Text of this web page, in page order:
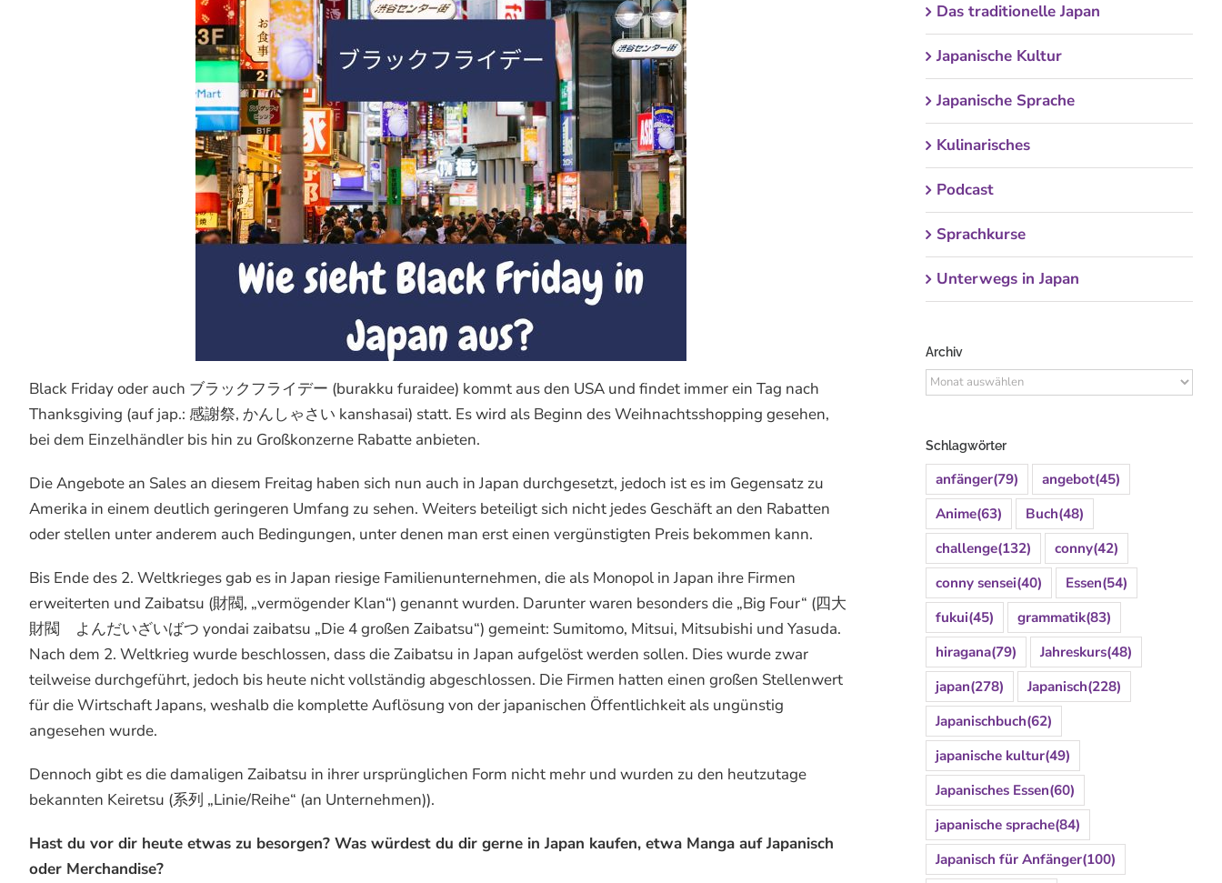
Black Friday oder auch ブラックフライデー (burakku furaidee) kommt aus den USA und findet immer ein Tag nach
Thanksgiving (auf jap.: 感謝祭, かんしゃさい kanshasai) statt. Es wird als Beginn des Weihnachtsshopping gesehen,
bei dem Einzelhändler bis hin zu Großkonzerne Rabatte anbieten.
Die Angebote an Sales an diesem Freitag haben sich nun auch in Japan durchgesetzt, jedoch ist es im Gegensatz zu
Amerika in einem deutlich geringeren Umfang zu sehen. Weiters beteiligt sich nicht jedes Geschäft an den Rabatten
oder stellen unter anderem auch Bedingungen, unter denen man erst einen vergünstigten Preis bekommen kann.
Bis Ende des 2. Weltkrieges gab es in Japan riesige Familienunternehmen, die als Monopol in Japan ihre Firmen
erweiterten und Zaibatsu (財閥, „vermögender Klan“) genannt wurden. Darunter waren besonders die „Big Four“ (四大
財閥 よんだいざいばつ yondai zaibatsu „Die 4 großen Zaibatsu“) gemeint: Sumitomo, Mitsui, Mitsubishi und Yasuda.
Nach dem 2. Weltkrieg wurde beschlossen, dass die Zaibatsu in Japan aufgelöst werden sollen. Dies wurde zwar
teilweise durchgeführt, jedoch bis heute nicht vollständig abgeschlossen. Die Firmen hatten einen großen Stellenwert
für die Wirtschaft Japans, weshalb die komplette Auflösung von der japanischen Öffentlichkeit als ungünstig
angesehen wurde.
Dennoch gibt es die damaligen Zaibatsu in ihrer ursprünglichen Form nicht mehr und wurden zu den heutzutage
bekannten Keiretsu (系列 „Linie/Reihe“ (an Unternehmen)).
Hast du vor dir heute etwas zu besorgen? Was würdest du dir gerne in Japan kaufen, etwa Manga auf Japanisch
oder Merchandise?
Das traditionelle Japan
Japanische Kultur
Japanische Sprache
Kulinarisches
Podcast
Sprachkurse
Unterwegs in Japan
Archiv
Archiv
Schlagwörter
anfänger(79) angebot(45)
Anime(63) Buch(48)
challenge(132) conny(42)
conny sensei(40) Essen(54)
fukui(45) grammatik(83)
hiragana(79) Jahreskurs(48)
japan(278) Japanisch(228)
Japanischbuch(62)
japanische kultur(49)
Japanisches Essen(60)
japanische sprache(84)
Japanisch für Anfänger(100)